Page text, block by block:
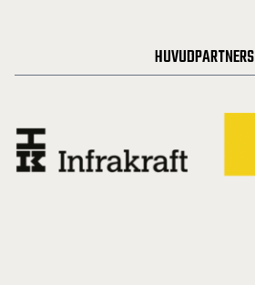
HUVUDPARTNERS